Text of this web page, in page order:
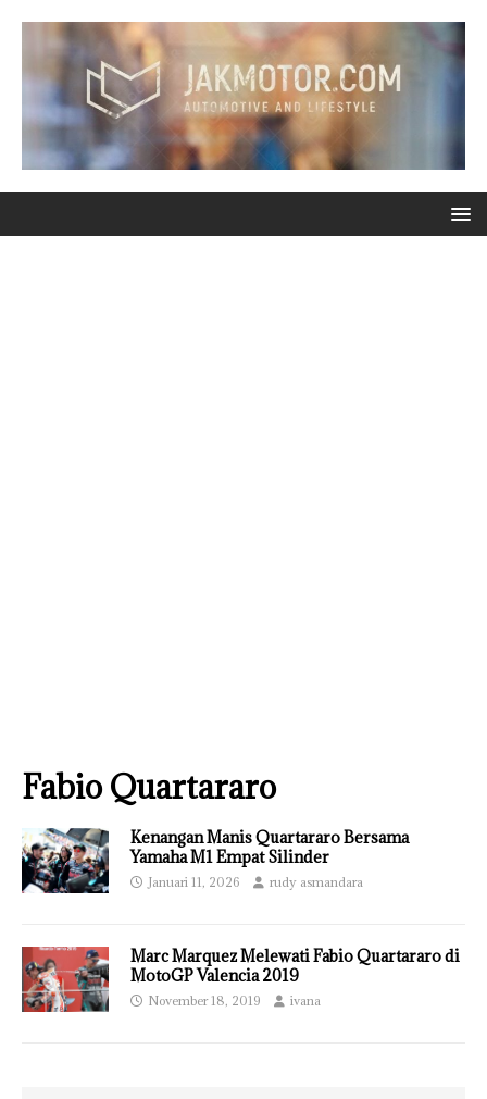
Fabio Quartararo
Kenangan Manis Quartararo Bersama
Yamaha M1 Empat Silinder
Januari 11, 2026 rudy asmandara
Marc Marquez Melewati Fabio Quartararo di
MotoGP Valencia 2019
November 18, 2019 ivana